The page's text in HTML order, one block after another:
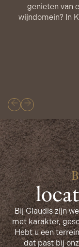
genieten van
wijndomein? In
Bij Glaudis zijn
met karakter,
Hebt u een
dat past bij